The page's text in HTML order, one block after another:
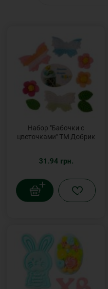
Набор "Бабочки с
цветочками" ТМ Добрик
31.94 грн.